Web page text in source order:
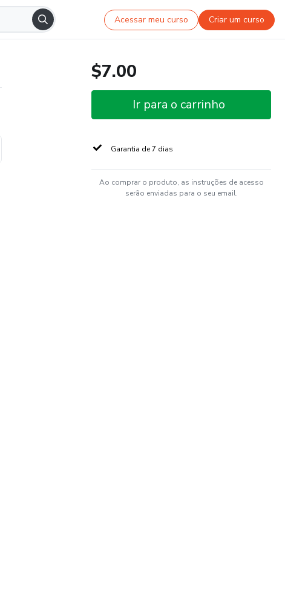
Acessar meu curso Criar um curso
$7.00
Ir para o carrinho
Garantia de 7 dias
Ao comprar o produto, as instruções de acesso
serão enviadas para o seu email.